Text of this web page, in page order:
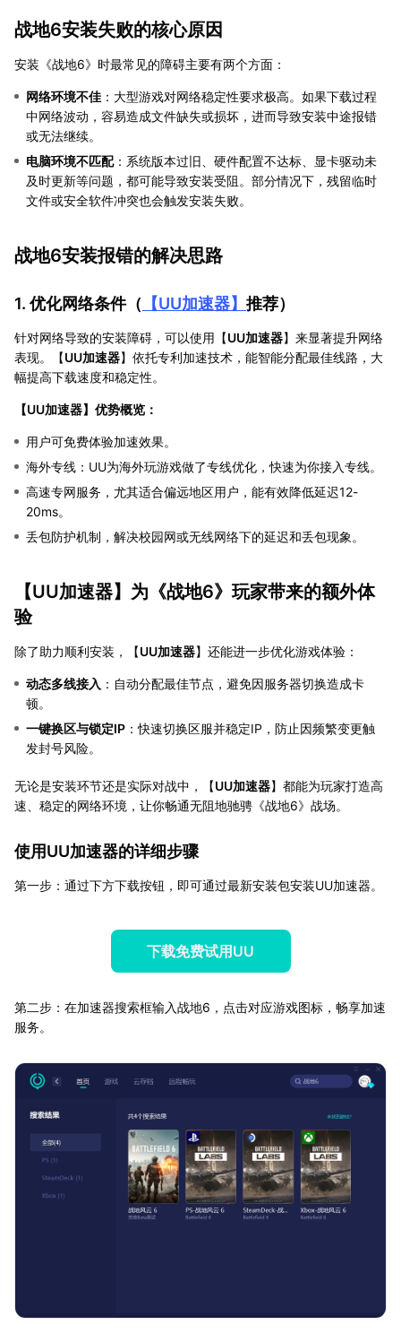
战地6安装失败的核心原因
安装《战地6》时最常见的障碍主要有两个方面：
网络环境不佳 ：大型游戏对网络稳定性要求极高。如果下载过程
中网络波动，容易造成文件缺失或损坏，进而导致安装中途报错
或无法继续。
电脑环境不匹配：系统版本过旧、硬件配置不达标、显卡驱动未
及时更新等问题，都可能导致安装受阻。部分情况下，残留临时
文件或安全软件冲突也会触发安装失败。
战地6安装报错的解决思路
1. 优化网络条件（ 【UU加速器】 推荐）
针对网络导致的安装障碍，可以使用【UU加速器】来显著提升网络
表现。【UU加速器】依托专利加速技术，能智能分配最佳线路，大
幅提高下载速度和稳定性。
【UU加速器】优势概览：
用户可免费体验加速效果。
海外专线：UU为海外玩游戏做了专线优化，快速为你接入专线。
高速专网服务，尤其适合偏远地区用户，能有效降低延迟12-
20ms。
丢包防护机制，解决校园网或无线网络下的延迟和丢包现象。
【UU加速器】为《战地6》玩家带来的额外体
验
除了助力顺利安装，【UU加速器】还能进一步优化游戏体验：
动态多线接入 ：自动分配最佳节点，避免因服务器切换造成卡
顿。
一键换区与锁定IP ：快速切换区服并稳定IP，防止因频繁变更触
发封号风险。
无论是安装环节还是实际对战中，【UU加速器】都能为玩家打造高
速、稳定的网络环境，让你畅通无阻地驰骋《战地6》战场。
使用UU加速器的详细步骤
第一步：通过下方下载按钮，即可通过最新安装包安装UU加速器。
下载免费试用UU
第二步：在加速器搜索框输入战地6，点击对应游戏图标，畅享加速
服务。